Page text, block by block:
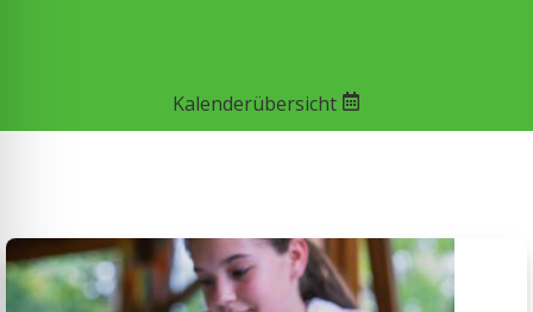
Kalenderübersicht